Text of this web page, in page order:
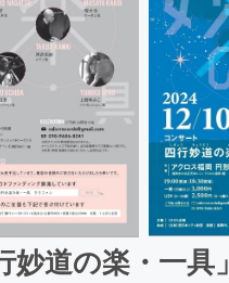
妙道の楽・一